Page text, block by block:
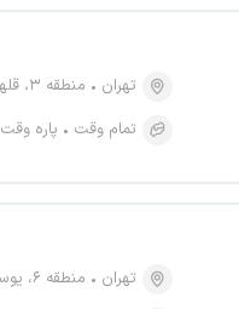
تهران
منطقه ۳، قلهک
تمام وقت
پاره وقت
تهران
منطقه ۶، یوسف آباد